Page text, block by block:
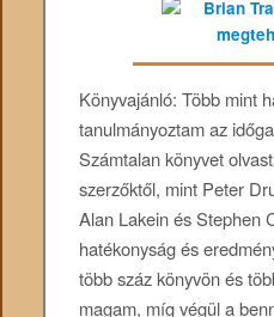
Könyvajánló: Több mint
tanulmányoztam az
Számtalan könyvet
szerzőktől, mint Peter
Alan Lakein és Stephen
hatékonyság és
több száz könyvön és
magam, míg végül a